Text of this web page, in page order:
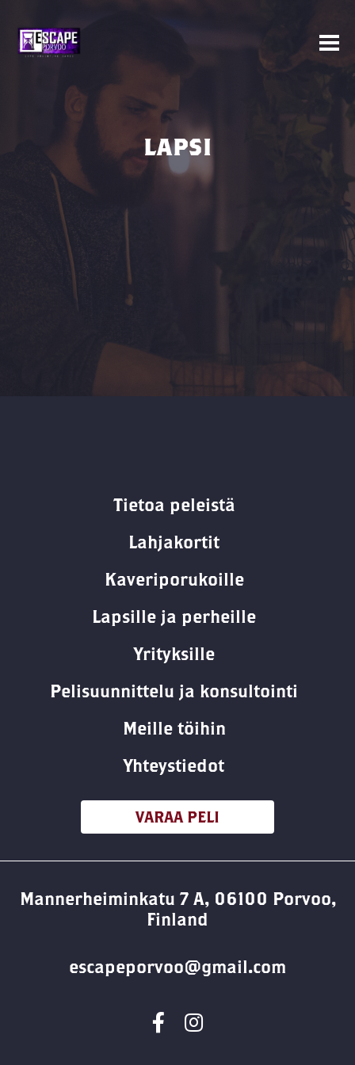
LAPSI
Tietoa peleistä
Lahjakortit
Kaveriporukoille
Lapsille ja perheille
Yrityksille
Pelisuunnittelu ja konsultointi
Meille töihin
Yhteystiedot
VARAA PELI
Mannerheiminkatu 7 A, 06100 Porvoo,
Finland
escapeporvoo@gmail.com